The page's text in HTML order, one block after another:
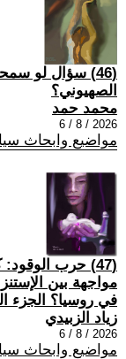
(46) سؤال لو
الصهيوني؟
محمد حمد
2026 / 8 / 6
مواضيع وابحاث
(47) حرب
مواجهة بين
في روسيا؟ الجزء
زياد الزبيدي
2026 / 8 / 6
مواضيع وابحاث